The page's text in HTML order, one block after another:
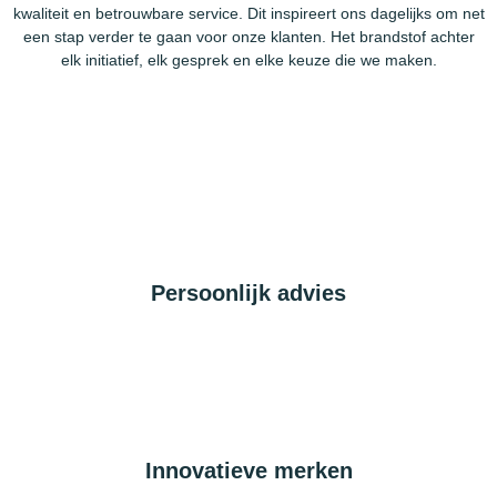
kwaliteit en betrouwbare service. Dit inspireert ons dagelijks om net
een stap verder te gaan voor onze klanten. Het brandstof achter
elk initiatief, elk gesprek en elke keuze die we maken.
Persoonlijk advies
Innovatieve merken